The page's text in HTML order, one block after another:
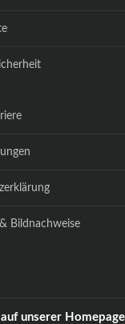
Bildnachweise
unserer